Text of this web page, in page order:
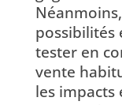
possibilités
tester en
vente
les impacts